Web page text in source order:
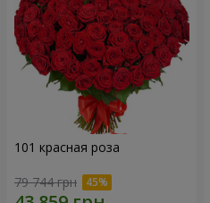
101 красная роза
79 744 грн